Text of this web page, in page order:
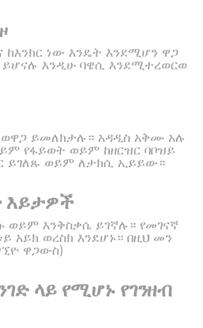
ከእንክር ነው እንዴት እንደሚሆን ዋጋ
እንዲሁ ባዌሲ እንደሚተረወርወ
ይመለክታሉ። አዳዲስ አቅሙ አሉ
የፋይወት ወይም ከዘርዝር ባቦዝይ
ይገለጹ ወይም ለታክሲ ኢይይው።
እይታዎች
ወይም እንቅስቃሴ ይገኛሉ። የመገናኛ
አይክ ወረስክ እንደሆኑ። በዚህ መን
ዋጋውስ)
ላይ የሚሆኑ የገንዘብ